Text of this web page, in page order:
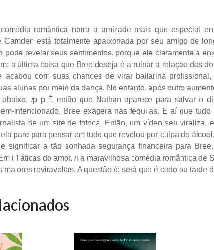
romântica narra a amizade mais que especial
Camden está totalmente apaixonada por seu amigo de
pode revelar seus sentimentos, porque ele claramente a
a última coisa que Bree deseja é arruinar a relação dos
acabou com suas chances de virar bailarina
alunas por meio da dança. No entanto, após outro
/p p É então que Nathan aparece para salvar o
intencionado, Bree exagera nas tequilas. É aí que
de um site de fofoca. Então, um vídeo seu
pare para pensar em tudo que revelou por culpa do
significar a tão sonhada segurança financeira para
i Táticas do amor, /i a maravilhosa comédia romântica
maiores reviravoltas. A questão é: será que é cedo ou tarde